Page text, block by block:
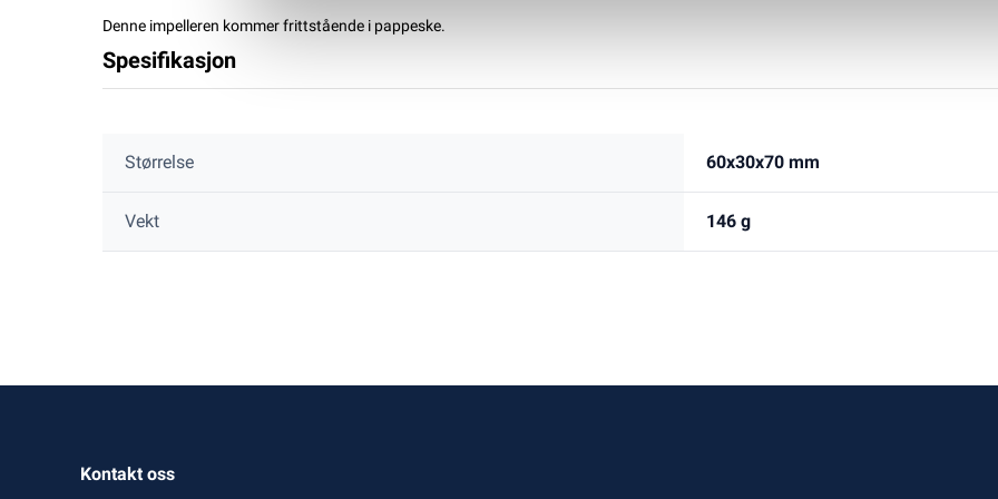
Denne impelleren kommer frittstående i pappeske.
Spesifikasjon
Størrelse 60x30x70 mm
Vekt 146 g
Kontakt oss